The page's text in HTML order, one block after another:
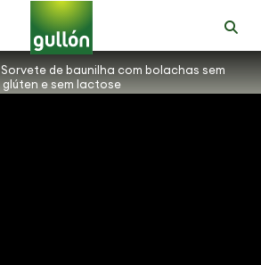
Sorvete de baunilha com bolachas sem
glúten e sem lactose